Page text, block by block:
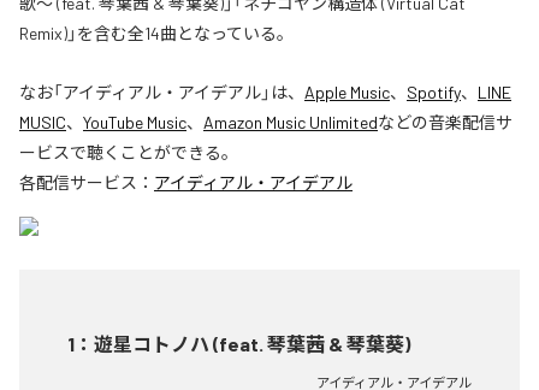
Remix)」を含む全14曲となっている。
なお「アイディアル・アイデアル」は、 Apple Music、 Spotify、 LINE
MUSIC、 YouTube Music、 Amazon Music Unlimitedなどの音楽配信サ
ービスで聴くことができる。
各配信サービス： アイディアル・アイデアル
1 ： 遊星コトノハ (feat. 琴葉茜 & 琴葉葵)
アイディアル・アイデアル